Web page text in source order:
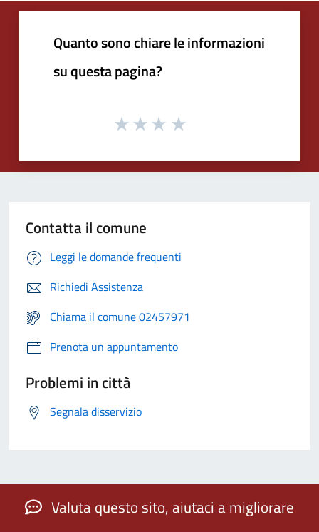
Quanto sono chiare le informazioni
su questa pagina?
Contatta il comune
Leggi le domande frequenti
Richiedi Assistenza
Chiama il comune 02457971
Prenota un appuntamento
Problemi in città
Segnala disservizio
Valuta questo sito, aiutaci a migliorare